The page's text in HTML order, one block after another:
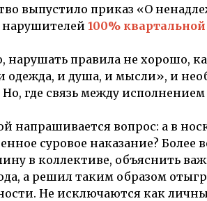
выпустило приказ «О
100%
нарушать правила не хорошо,
одежда, и душа, и мысли», и
где связь между
напрашивается вопрос: а в
суровое наказание? Более
в коллективе, объяснить
а решил таким образом
Не исключаются как